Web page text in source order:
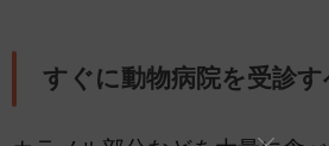
すぐに動物病院を受診